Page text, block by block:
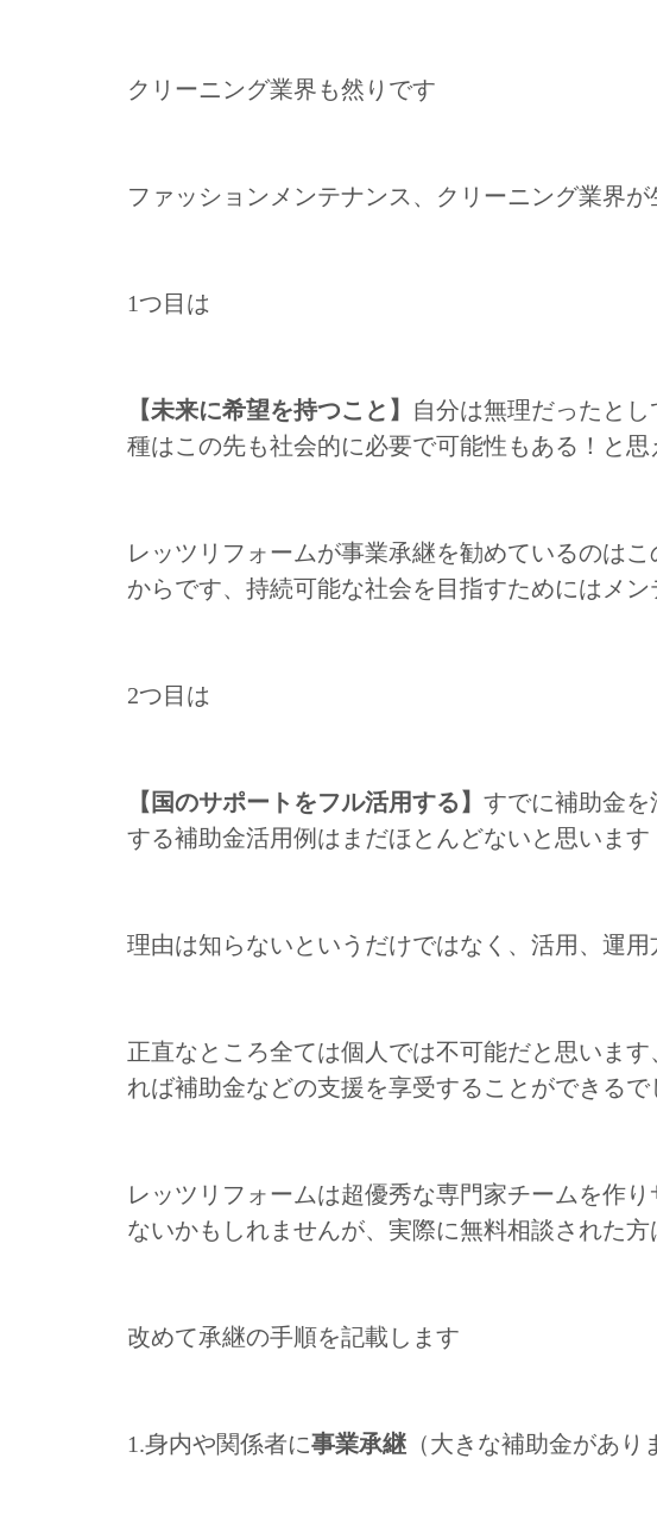
クリーニング業界も然りです
ファッションメンテナンス、クリーニング業界
1つ目は
【未来に希望を持つこと】 自分は無理だったと
種はこの先も社会的に必要で可能性もある！と思
レッツリフォームが事業承継を勧めているのは
からです、持続可能な社会を目指すためにはメ
2つ目は
【国のサポートをフル活用する】 すでに補助金
する補助金活用例はまだほとんどないと思います
理由は知らないというだけではなく、活用、運
正直なところ全ては個人では不可能だと思いま
れば補助金などの支援を享受することができるで
レッツリフォームは超優秀な専門家チームを作
ないかもしれませんが、実際に無料相談された
改めて承継の手順を記載します
1.身内や関係者に事業承継 （大きな補助金があ